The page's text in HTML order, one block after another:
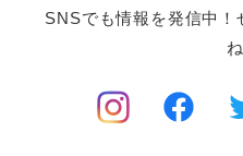
SNSでも情報を発信中！
ね